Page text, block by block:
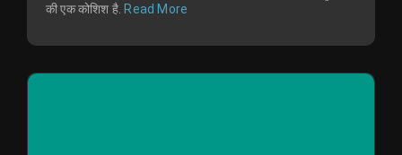
की एक कोशिश है. Read More